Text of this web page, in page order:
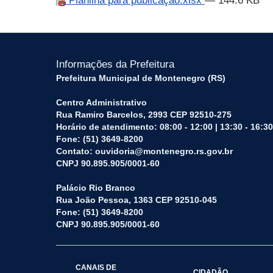
Informações da Prefeitura
Prefeitura Municipal de Montenegro (RS)
Centro Administrativo
Rua Ramiro Barcelos, 2993 CEP 92510-275
Horário de atendimento: 08:00 - 12:00 | 13:30 - 16:30
Fone: (51) 3649-8200
Contato: ouvidoria@montenegro.rs.gov.br
CNPJ 90.895.905/0001-60
Palácio Rio Branco
Rua João Pessoa, 1363 CEP 92510-045
Fone: (51) 3649-8200
CNPJ 90.895.905/0001-60
CANAIS DE